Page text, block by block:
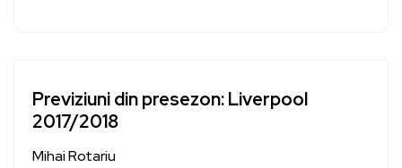
Previziuni din presezon: Liverpool
2017/2018
Mihai Rotariu